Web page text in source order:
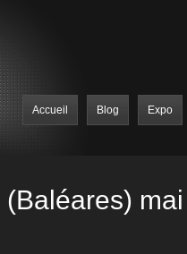
Accueil Blog Expo